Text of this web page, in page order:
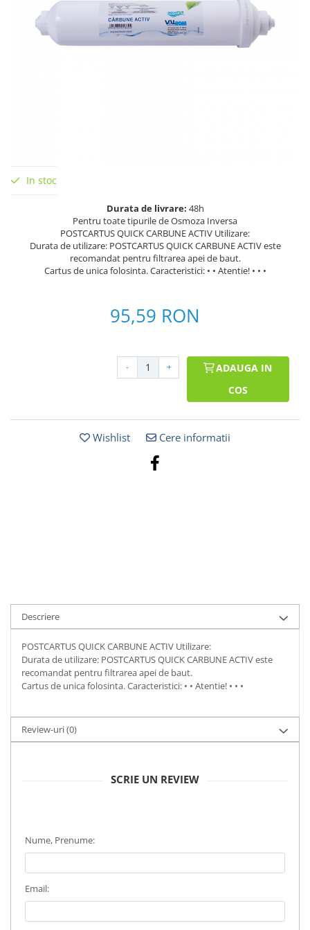
In stoc
Durata de livrare: 48h
Pentru toate tipurile de Osmoza Inversa
POSTCARTUS QUICK CARBUNE ACTIV Utilizare:
Durata de utilizare: POSTCARTUS QUICK CARBUNE ACTIV este
recomandat pentru filtrarea apei de baut.
Cartus de unica folosinta. Caracteristici: • • Atentie! • • •
95,59 RON
- +
ADAUGA IN
COS
Wishlist Cere informatii
Descriere
POSTCARTUS QUICK CARBUNE ACTIV Utilizare:
Durata de utilizare: POSTCARTUS QUICK CARBUNE ACTIV este
recomandat pentru filtrarea apei de baut.
Cartus de unica folosinta. Caracteristici: • • Atentie! • • •
Review-uri(0)
SCRIE UN REVIEW
Nume, Prenume:
Email: